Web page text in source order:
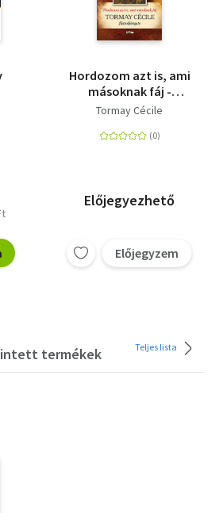
Hordozom azt is, ami
másoknak fáj -
Tormay Cécile
Tormay Cécile
Előjegyezhető
Előjegyzem
termékek Teljes lista